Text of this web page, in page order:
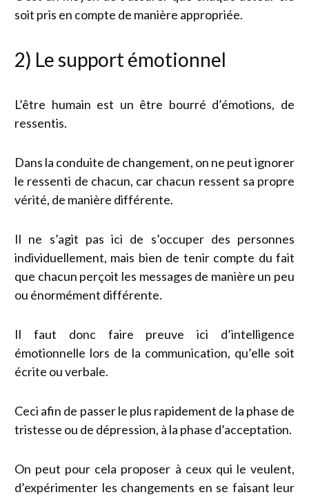
soit pris en compte de manière appropriée.
2) Le support émotionnel
L’être humain est un être bourré d’émotions, de
ressentis.
Dans la conduite de changement, on ne peut ignorer
le ressenti de chacun, car chacun ressent sa propre
vérité, de manière différente.
Il ne s’agit pas ici de s’occuper des personnes
individuellement, mais bien de tenir compte du fait
que chacun perçoit les messages de manière un peu
ou énormément différente.
Il faut donc faire preuve ici d’intelligence
émotionnelle lors de la communication, qu’elle soit
écrite ou verbale.
Ceci afin de passer le plus rapidement de la phase de
tristesse ou de dépression, à la phase d’acceptation.
On peut pour cela proposer à ceux qui le veulent,
d’expérimenter les changements en se faisant leur